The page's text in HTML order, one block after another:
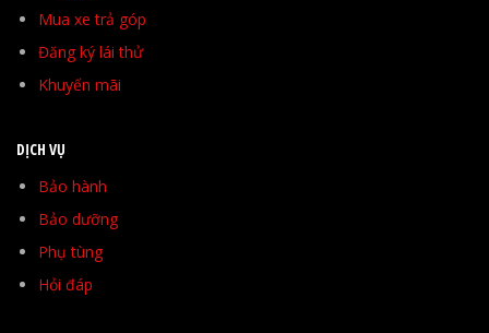
Mua xe trả góp
Đăng ký lái thử
Khuyến mãi
DỊCH VỤ
Bảo hành
Bảo dưỡng
Phụ tùng
Hỏi đáp